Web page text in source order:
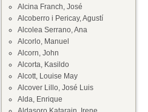
Alcina Franch, José
Alcoberro i Pericay, Agustí
Alcolea Serrano, Ana
Alcorlo, Manuel
Alcorn, John
Alcorta, Kasildo
Alcott, Louise May
Alcover Lillo, José Luis
Alda, Enrique